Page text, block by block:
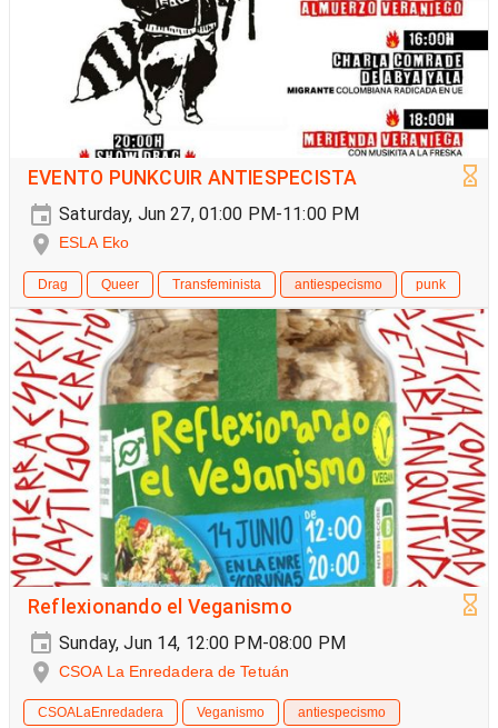
EVENTO PUNKCUIR ANTIESPECISTA
Saturday, Jun 27, 01:00 PM-11:00 PM
ESLA Eko
Drag Queer Transfeminista antiespecismo punk
Reflexionando el Veganismo
Sunday, Jun 14, 12:00 PM-08:00 PM
CSOA La Enredadera de Tetuán
CSOALaEnredadera Veganismo antiespecismo